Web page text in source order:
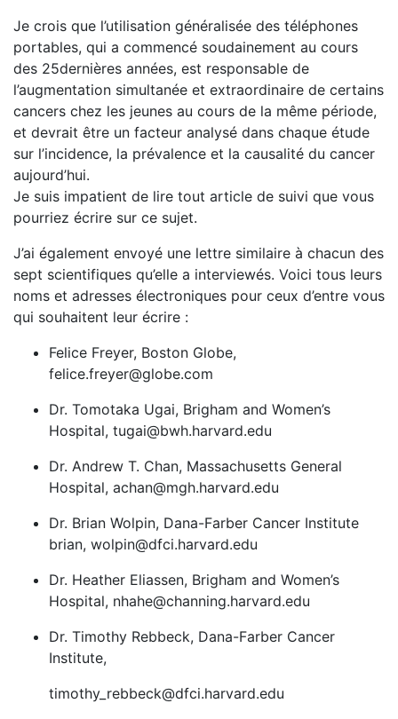
Je crois que l’utilisation généralisée des téléphones
portables, qui a commencé soudainement au cours
des 25dernières années, est responsable de
l’augmentation simultanée et extraordinaire de certains
cancers chez les jeunes au cours de la même période,
et devrait être un facteur analysé dans chaque étude
sur l’incidence, la prévalence et la causalité du cancer
aujourd’hui.
Je suis impatient de lire tout article de suivi que vous
pourriez écrire sur ce sujet.
J’ai également envoyé une lettre similaire à chacun des
sept scientifiques qu’elle a interviewés. Voici tous leurs
noms et adresses électroniques pour ceux d’entre vous
qui souhaitent leur écrire :
Felice Freyer, Boston Globe,
felice.freyer@globe.com
Dr. Tomotaka Ugai, Brigham and Women’s
Hospital, tugai@bwh.harvard.edu
Dr. Andrew T. Chan, Massachusetts General
Hospital, achan@mgh.harvard.edu
Dr. Brian Wolpin, Dana-Farber Cancer Institute
brian, wolpin@dfci.harvard.edu
Dr. Heather Eliassen, Brigham and Women’s
Hospital, nhahe@channing.harvard.edu
Dr. Timothy Rebbeck, Dana-Farber Cancer
Institute,
timothy_rebbeck@dfci.harvard.edu